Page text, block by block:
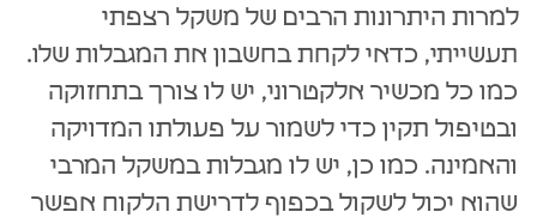
למרות היתרונות הרבים של משקל רצפתי
תעשייתי, כדאי לקחת בחשבון את המגבלות שלו.
כמו כל מכשיר אלקטרוני, יש לו צורך בתחזוקה
ובטיפול תקין כדי לשמור על פעולתו המדויקה
והאמינה. כמו כן, יש לו מגבלות במשקל המרבי
שהוא יכול לשקול בכפוף לדרישת הלקוח אפשר